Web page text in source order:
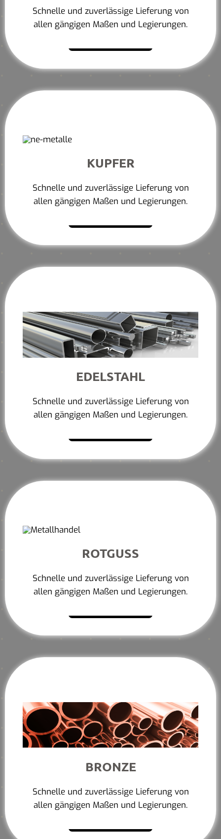
Schnelle und zuverlässige Lieferung von
allen gängigen Maßen und Legierungen.
KUPFER
Schnelle und zuverlässige Lieferung von
allen gängigen Maßen und Legierungen.
EDELSTAHL
Schnelle und zuverlässige Lieferung von
allen gängigen Maßen und Legierungen.
ROTGUSS
Schnelle und zuverlässige Lieferung von
allen gängigen Maßen und Legierungen.
BRONZE
Schnelle und zuverlässige Lieferung von
allen gängigen Maßen und Legierungen.